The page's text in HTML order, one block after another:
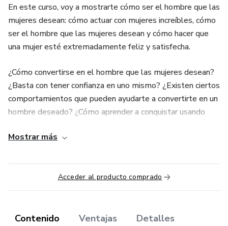
En este curso, voy a mostrarte cómo ser el hombre que las
mujeres desean: cómo actuar con mujeres increíbles, cómo
ser el hombre que las mujeres desean y cómo hacer que
una mujer esté extremadamente feliz y satisfecha.
¿Cómo convertirse en el hombre que las mujeres desean?
¿Basta con tener confianza en uno mismo? ¿Existen ciertos
comportamientos que pueden ayudarte a convertirte en un
hombre deseado? ¿Cómo aprender a conquistar usando
enseñaré exactamente lo que necesitas para convertirte
en el hombre que las mujeres desean... para que tus
futuras relaciones estén llenas de felicidad y plenitud.
Mostrar más
Acceder al producto comprado
Contenido Ventajas Detalles